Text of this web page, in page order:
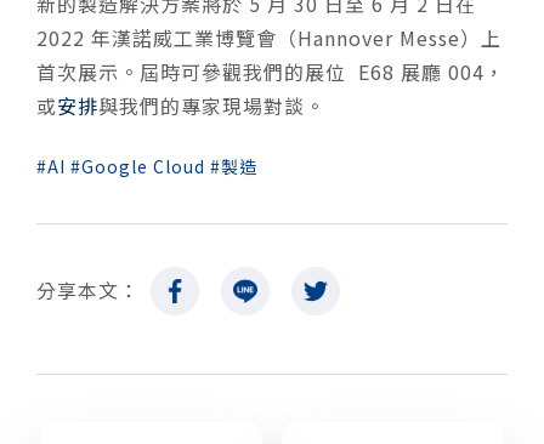
2022 年漢諾威工業博覽會（Hannover Messe）上
首次展示。屆時可參觀我們的展位 E68 展廳 004 ，
或安排與我們的專家現場對談。
AI Google Cloud 製造
分享本文：